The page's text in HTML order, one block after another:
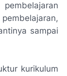
sampai
kurikulum